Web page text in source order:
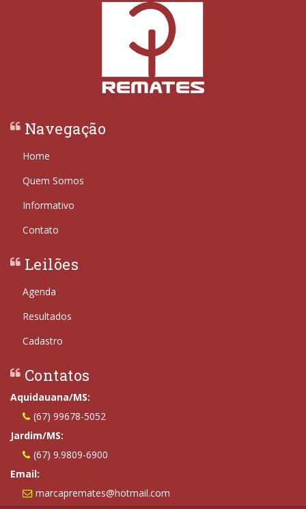
Navegação
Home
Quem Somos
Informativo
Contato
Leilões
Agenda
Resultados
Cadastro
Contatos
Aquidauana/MS:
(67) 99678-5052
Jardim/MS:
(67) 9.9809-6900
Email:
marcapremates@hotmail.com